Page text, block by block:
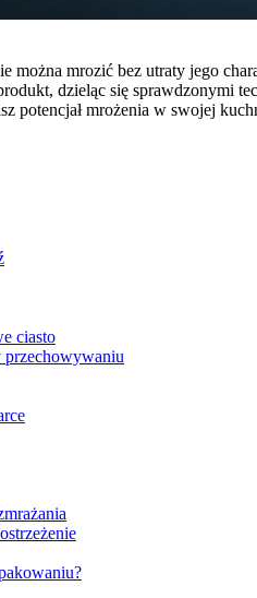
można mrozić bez utraty jego
dzieląc się
potencjał mrożenia w swojej
ciasto
przechowywaniu